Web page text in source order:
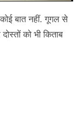
बात नहीं. गूगल से
को भी किताब